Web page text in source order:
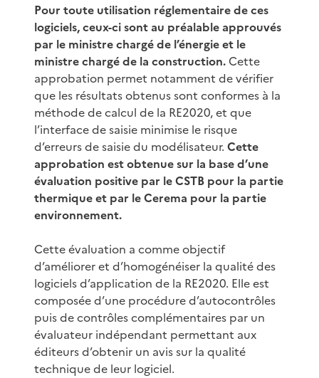
Pour toute utilisation réglementaire de ces
logiciels, ceux-ci sont au préalable approuvés
par le ministre chargé de l’énergie et le
ministre chargé de la construction. Cette
approbation permet notamment de vérifier
que les résultats obtenus sont conformes à la
méthode de calcul de la RE2020, et que
l’interface de saisie minimise le risque
d’erreurs de saisie du modélisateur. Cette
approbation est obtenue sur la base d’une
évaluation positive par le CSTB pour la partie
thermique et par le Cerema pour la partie
environnement.
Cette évaluation a comme objectif
d’améliorer et d’homogénéiser la qualité des
logiciels d’application de la RE2020. Elle est
composée d’une procédure d’autocontrôles
puis de contrôles complémentaires par un
évaluateur indépendant permettant aux
éditeurs d’obtenir un avis sur la qualité
technique de leur logiciel.